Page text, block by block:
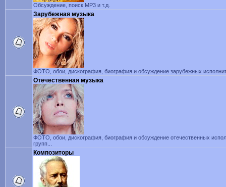
Обсуждение, поиск MP3 и т.д.
Зарубежная музыка
ФОТО, обои, дискография, биография и обсуждение зарубежных
Отечественная музыка
ФОТО, обои, дискография, биография и обсуждение отечественных
групп...
Композиторы